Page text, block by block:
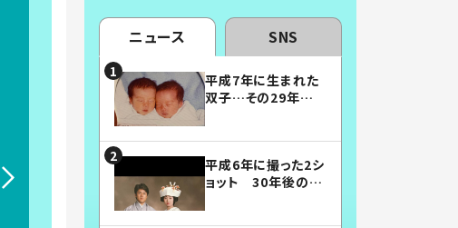
ニュース SNS
平成7年に生まれた
双子…その29年後
平成6年に撮った2シ
ョット 30年後の姿